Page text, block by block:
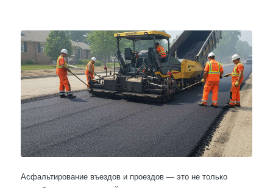
Асфальтирование въездов и проездов — это не только